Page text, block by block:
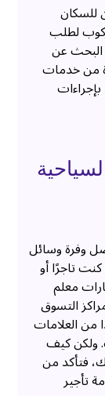
للسكان
لطلب
البحث عن
من خدمات
وفرة وسائل
تاجرًا أو
معلم
التسوق
من العلامات
ولكن كيف
فتأكد من
تأجير